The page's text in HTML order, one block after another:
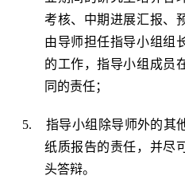
考核、中期进展汇报、
由导师担任指导小组组
的工作，指导小组成员
同的责任；
5.
指导小组除导师外的其
纸质报告的责任，并尽
头答辩。